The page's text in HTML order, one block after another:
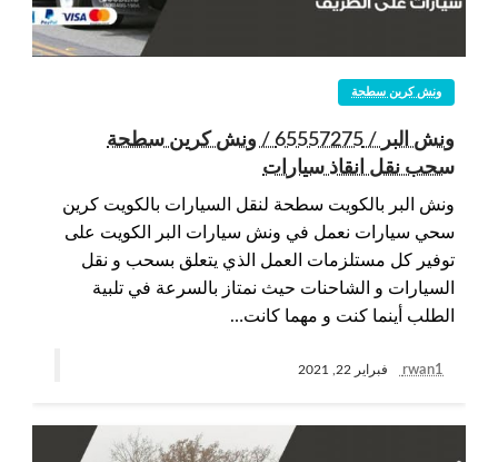
ونش كرين سطحة
ونش البر / 65557275 / ونش كرين سطحة
سحب نقل انقاذ سيارات
ونش البر بالكويت سطحة لنقل السيارات بالكويت كرين
سحي سيارات نعمل في ونش سيارات البر الكويت على
توفير كل مستلزمات العمل الذي يتعلق بسحب و نقل
السيارات و الشاحنات حيث نمتاز بالسرعة في تلبية
الطلب أينما كنت و مهما كانت…
rwan1 فبراير 22, 2021